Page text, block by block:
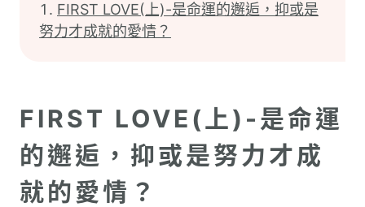
FIRST LOVE(上)-是命運的邂逅，抑或是
努力才成就的愛情？
FIRST LOVE(上)-是命運
的邂逅，抑或是努力才成
就的愛情？